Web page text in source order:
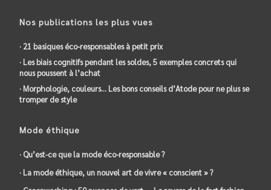
Nos publications les plus vues
· 21 basiques éco-responsables à petit prix
· Les biais cognitifs pendant les soldes, 5 exemples concrets qui
nous poussent à l’achat
· Morphologie, couleurs… Les bons conseils d’Atode pour ne plus se
tromper de style
Mode éthique
· Qu’est-ce que la mode éco-responsable ?
· La modeéthique, un nouvel art de vivre « conscient » ?